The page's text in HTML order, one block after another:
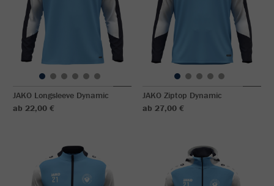
JAKO Longsleeve Dynamic
ab 22,00 €
JAKO Ziptop Dynamic
ab 27,00 €